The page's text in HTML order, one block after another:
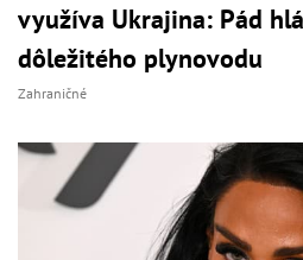
využíva Ukrajina: Pád
dôležitého plynovodu
Zahraničné